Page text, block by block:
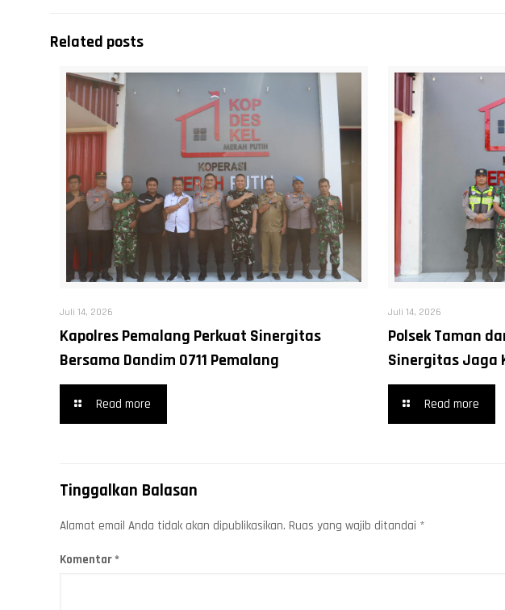
Related posts
Juli 14, 2026
Kapolres Pemalang Perkuat Sinergitas
Bersama Dandim 0711 Pemalang
Read more
Juli 14, 2026
Polsek Taman
Sinergitas Jaga
Read more
Tinggalkan Balasan
Alamat email Anda tidak akan dipublikasikan. Ruas yang wajib ditandai *
Komentar*